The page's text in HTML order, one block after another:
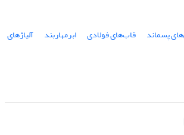
پسماند قاب‌های فولادی ابر‌مهاربند آلیاژهای